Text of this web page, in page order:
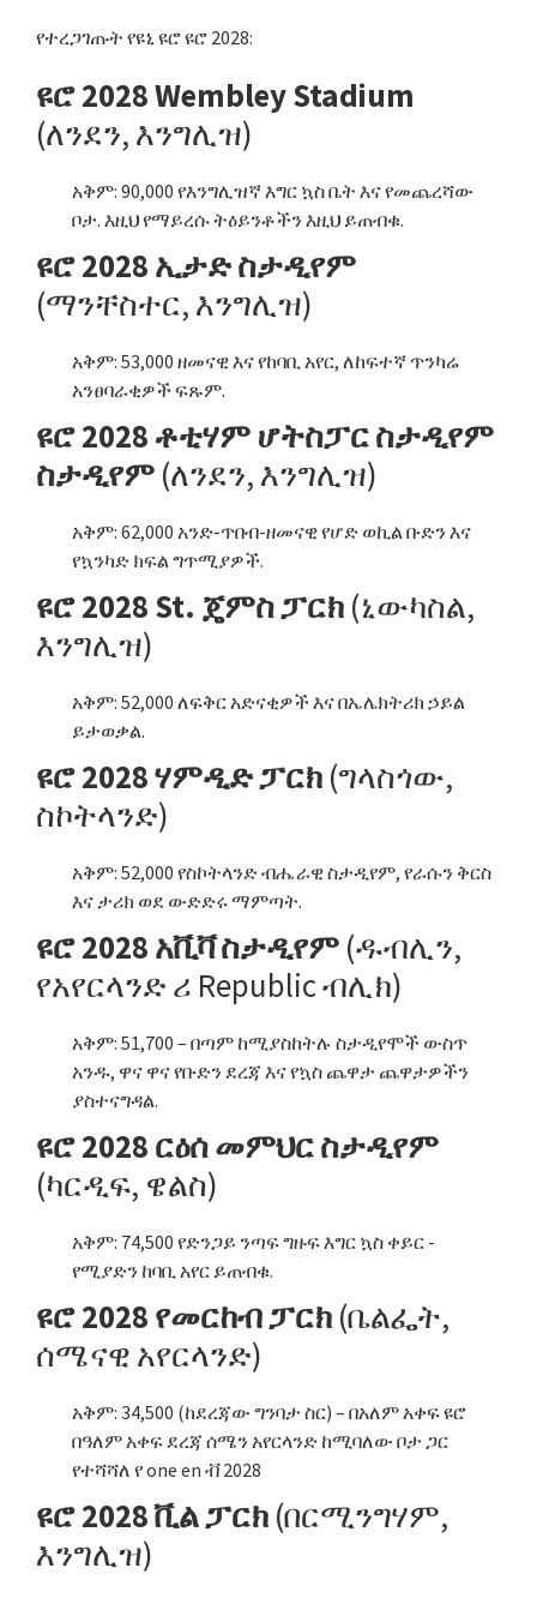
የተረጋገጡት የዩኒ ዩሮ ዩሮ 2028:
ዩሮ 2028 Wembley Stadium
(ለንደን, እንግሊዝ)
አቅም: 90,000 የእንግሊዝኛ እግር ኳስ ቤት እና የመጨረሻው
ቦታ. እዚህ የማይረሱ ትዕይንቶችን እዚህ ይጠብቁ.
ዩሮ 2028 ኢታድ ስታዲየም
(ማንቸስተር, እንግሊዝ)
አቅም: 53,000 ዘመናዊ እና የከባቢ አየር, ለከፍተኛ ጥንካሬ
አንፀባራቂዎች ፍጹም.
ዩሮ 2028 ቶቲሃም ሆትስፓር ስታዲየም
ስታዲየም (ለንደን, እንግሊዝ)
አቅም: 62,000 አንድ-ጥበብ-ዘመናዊ የሆድ ወኪል ቡድን እና
የኳንካድ ክፍል ግጥሚያዎች.
ዩሮ 2028 St. ጄምስ ፓርክ (ኒውካስል,
እንግሊዝ)
አቅም: 52,000 ለፍቅር አድናቂዎች እና በኤሌክትሪክ ኃይል
ይታወቃል.
ዩሮ 2028 ሃምዲድ ፓርክ (ግላስጎው,
ስኮትላንድ)
አቅም: 52,000 የስኮትላንድ ብሔራዊ ስታዲየም, የራሱን ቅርስ
እና ታሪክ ወደ ውድድሩ ማምጣት.
ዩሮ 2028 አቪቫ ስታዲየም (ዱብሊን,
የአየርላንድ ሪ Republic ብሊክ)
አቅም: 51,700 – በጣም ከሚያስከትሉ ስታዲየሞች ውስጥ
አንዱ, ዋና ዋና የቡድን ደረጃ እና የኳስ ጨዋታ ጨዋታዎችን
ያስተናግዳል.
ዩሮ 2028 ርዕሰ መምህር ስታዲየም
(ካርዲፍ, ዌልስ)
አቅም: 74,500 የድንጋይ ንጣፍ ግዙፍ እግር ኳስ ቀይር -
የሚያድን ከባቢ አየር ይጠብቁ.
ዩሮ 2028 የመርከብ ፓርክ (ቤልፌት,
ሰሜናዊ አየርላንድ)
አቅም: 34,500 (ከደረጃው ግንባታ ስር) – በአለም አቀፍ ዩሮ
በዓለም አቀፍ ደረጃ ሰሜን አየርላንድ ከሚባለው ቦታ ጋር
የተሻሻለ የ one en ቭ 2028
ዩሮ 2028 ቪል ፓርክ (በርሚንግሃም,
እንግሊዝ)